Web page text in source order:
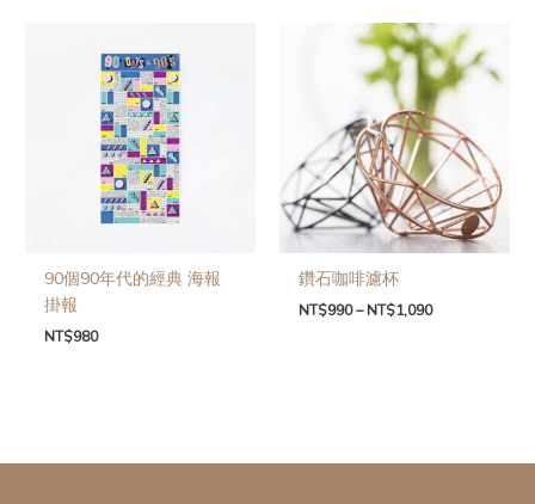
90個90年代的經典 海報
掛報
NT$980
鑽石咖啡濾杯
NT$990–NT$1,090